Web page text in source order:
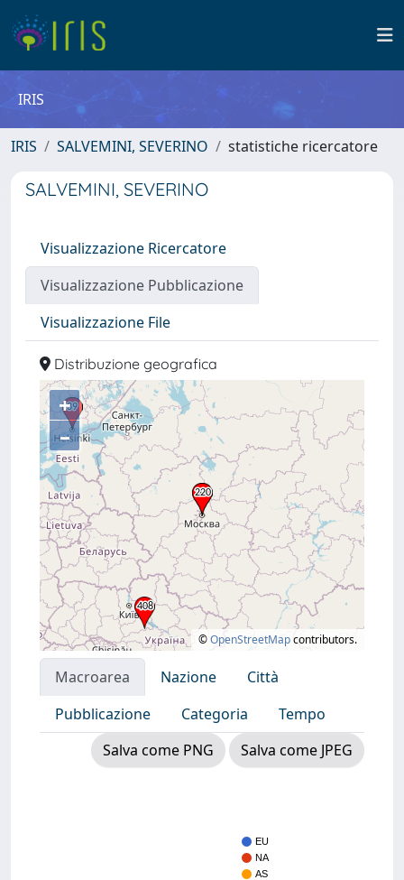
IRIS
IRIS SALVEMINI, SEVERINO statistiche ricercatore
SALVEMINI, SEVERINO
Visualizzazione Ricercatore
Visualizzazione Pubblicazione
Visualizzazione File
Distribuzione geografica
+
–
©OpenStreetMapcontributors.
Macroarea Nazione
Città
Pubblicazione
Categoria
Tempo
Salva come PNG
Salva come JPEG
EU
NA
AS